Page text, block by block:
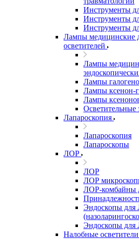
Инструменты
Инструменты
Инструменты
Лампы медицинские
осветителей
Лампы
Лампы
Лампы ксенон-
Лампы
Лапароскопия
Лапароскопия
Лапароскопы
ЛОР
ЛОР
ЛОР
ЛОР-комбайны
Эндоскопы для
Эндоскопы для
Налобные